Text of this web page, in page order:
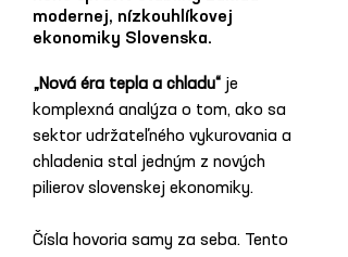
modernej, nízkouhlíkovej
ekonomiky Slovenska.
„Nová éra tepla a chladu“ je
komplexná analýza o tom, ako sa
sektor udržateľného vykurovania a
chladenia stal jedným z nových
pilierov slovenskej ekonomiky.
Čísla hovoria samy za seba. Tento